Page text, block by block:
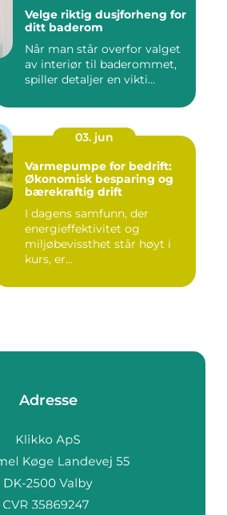
Velge riktig dusjforheng for
ditt baderom
Når man står overfor valget
av interiør til baderommet,
spiller detaljer en vikti...
03. jun
Varmepumpe for bedrift:
Økonomisk besparing og
bærekraftig drift
I dagens samfunn, der
energieffektivitet og
miljøbevissthet står høyt i
kurs, er...
Adresse